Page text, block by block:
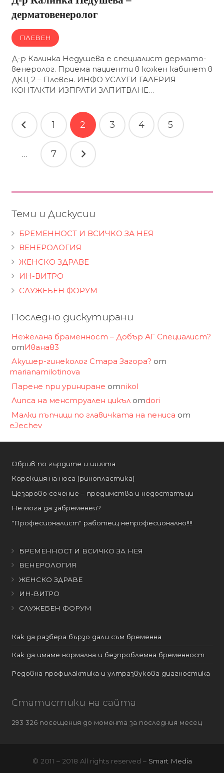
дерматовенеролог
ПЛЕВЕН
Д-р Калинка Недушева е специалист дермато-
венеролог. Приема пациенти в кожен кабинет в
ДКЦ 2 – Плевен. ИНФО УСЛУГИ ГАЛЕРИЯ
КОНТАКТИ ИЗПРАТИ ЗАПИТВАНЕ…
Навигация
1 2 3 4 5
… 7
Теми и Дискусии
БРЕМЕННОСТ И ВСИЧКО ЗА НЕЯ
ВЕНЕРОЛОГИЯ
ЖЕНСКО ЗДРАВЕ
ИН-ВИТРО
СЛУЖЕБЕН ФОРУМ
Последно дискутирани
Нежелана браменност – Добър АГ Специалист?
отИвана83
Акушер-гинеколог Стара Загора? от
marianamilotinova
Парене при уриниране отnikol
Липса на менструален цикълотdori
Малки пъпчици по главичката на пениса от
eJechev
Обрив по гърдите и шията
Корекция на носа (ринопластика)
Цезарово сечение – предимства и недостатъци
Не мога да забременея?
"Професионалист" работещ непрофесионално!!!!
БРЕМЕННОСТ И ВСИЧКО ЗА НЕЯ
ВЕНЕРОЛОГИЯ
ЖЕНСКО ЗДРАВЕ
ИН-ВИТРО
СЛУЖЕБЕН ФОРУМ
Как да разбера бързо дали съм бременна
Как да имаме нормална и безпроблемна бременност
Редовна профилактика и ултразвукова диагностика
Статистики на сайта
293 326 посещения до момента за последния месец
© 2011 – 2018 All rights reserved – Smart Media